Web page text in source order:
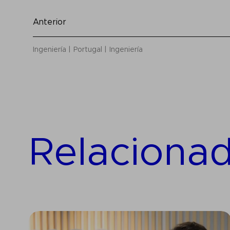
Anterior
Ingeniería Portugal Ingeniería